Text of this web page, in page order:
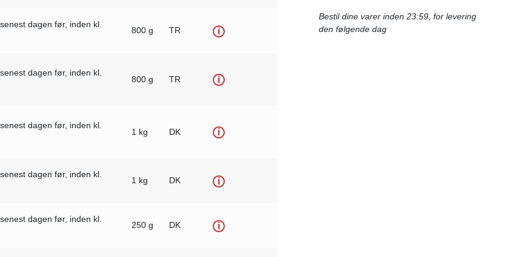
dagen før, inden kl.
800 g TR i
dagen før, inden kl.
800 g TR i
dagen før, inden kl.
1 kg DK i
dagen før, inden kl.
1 kg DK i
dagen før, inden kl.
250 g DK i
Bestil dine varer inden 23:59, for levering
den følgende dag